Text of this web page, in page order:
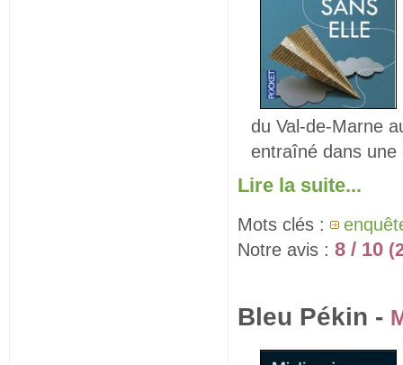
du Val-de-Marne
entraîné dans une
Lire la suite...
Mots clés :
Notre avis : 8 / 10
Bleu Pékin -